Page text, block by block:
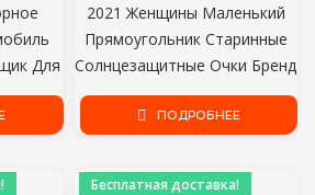
Для
Abs
2021 Женщины Маленький
Прямоугольник Старинные
Солнцезащитные Очки Бренд
Дизайнер Ретро Очки Очки
Леди Квадратные Очки
ПОДРОБНЕЕ
Бесплатная доставка!